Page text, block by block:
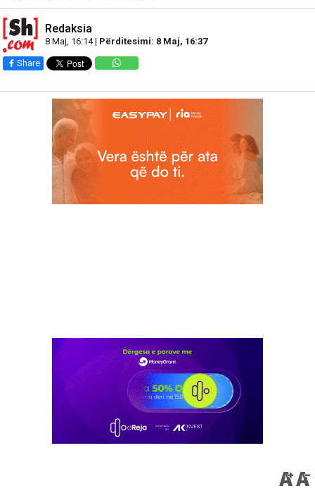
Redaksia
8 Maj, 16:14 | Përditesimi: 8 Maj, 16:37
Share